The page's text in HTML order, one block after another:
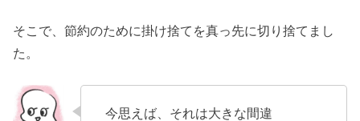
そこで、節約のために掛け捨てを真っ先に切り捨てまし
た。
今思えば、それは大きな間違